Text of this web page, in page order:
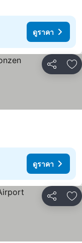
ดูราคา
แชร์ เ
ดูราคา
แชร์ เ